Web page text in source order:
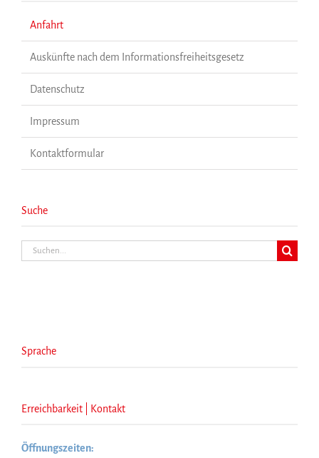
Anfahrt
Auskünfte nach dem Informationsfreiheitsgesetz
Datenschutz
Impressum
Kontaktformular
Suche
Suche
Sprache
Erreichbarkeit | Kontakt
Öffnungszeiten: